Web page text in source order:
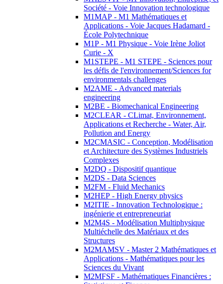
Société - Voie Innovation technologique
M1MAP - M1 Mathématiques et
Applications - Voie Jacques Hadamard -
École Polytechnique
M1P - M1 Physique - Voie Irène Joliot
Curie - X
M1STEPE - M1 STEPE - Sciences pour
les défis de l'environnement/Sciences for
environmentals challenges
M2AME - Advanced materials
engineering
M2BE - Biomechanical Engineering
M2CLEAR - CLimat, Environnement,
Applications et Recherche - Water, Air,
Pollution and Energy
M2CMASIC - Conception, Modélisation
et Architecture des Systèmes Industriels
Complexes
M2DQ - Dispositif quantique
M2DS - Data Sciences
M2FM - Fluid Mechanics
M2HEP - High Energy physics
M2ITIE - Innovation Technologique :
ingénierie et entrepreneuriat
M2M4S - Modélisation Multiphysique
Multiéchelle des Matériaux et des
Structures
M2MAMSV - Master 2 Mathématiques et
Applications - Mathématiques pour les
Sciences du Vivant
M2MFSF - Mathématiques Financières :